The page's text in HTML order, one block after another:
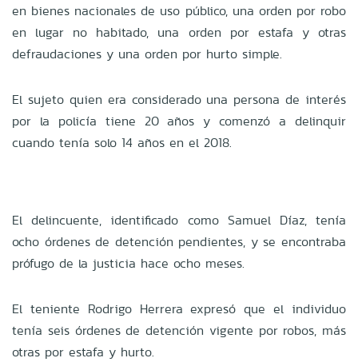
en bienes nacionales de uso público, una orden por robo
en lugar no habitado, una orden por estafa y otras
defraudaciones y una orden por hurto simple.
El sujeto quien era considerado una persona de interés
por la policía tiene 20 años y comenzó a delinquir
cuando tenía solo 14 años en el 2018.
El delincuente, identificado como Samuel Díaz, tenía
ocho órdenes de detención pendientes, y se encontraba
prófugo de la justicia hace ocho meses.
El teniente Rodrigo Herrera expresó que el individuo
tenía seis órdenes de detención vigente por robos, más
otras por estafa y hurto.